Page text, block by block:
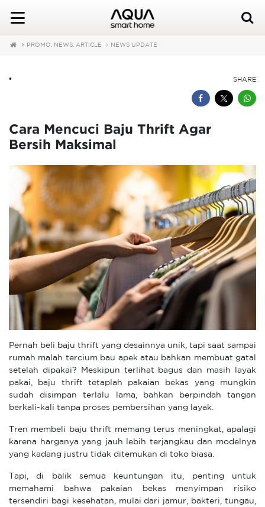
PROMO, NEWS, ARTICLE NEWS UPDATE
SHARE
•
Cara Mencuci Baju Thrift Agar
Bersih Maksimal
Pernah beli baju thrift yang desainnya unik, tapi saat sampai
rumah malah tercium bau apek atau bahkan membuat gatal
setelah dipakai? Meskipun terlihat bagus dan masih layak
pakai, baju thrift tetaplah pakaian bekas yang mungkin
sudah disimpan terlalu lama, bahkan berpindah tangan
berkali-kali tanpa proses pembersihan yang layak.
Tren membeli baju thrift memang terus meningkat, apalagi
karena harganya yang jauh lebih terjangkau dan modelnya
yang kadang justru tidak ditemukan di toko biasa.
Tapi, di balik semua keuntungan itu, penting untuk
memahami bahwa pakaian bekas menyimpan risiko
tersendiri bagi kesehatan, mulai dari jamur, bakteri, tungau,